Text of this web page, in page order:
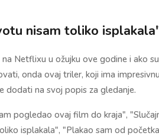
nisam toliko
Netflixu u ožujku ove godine i ako
onda ovaj triler, koji ima
na svoj popis za gledanje.
pogledao ovaj film do kraja",
isplakala", "Plakao sam od